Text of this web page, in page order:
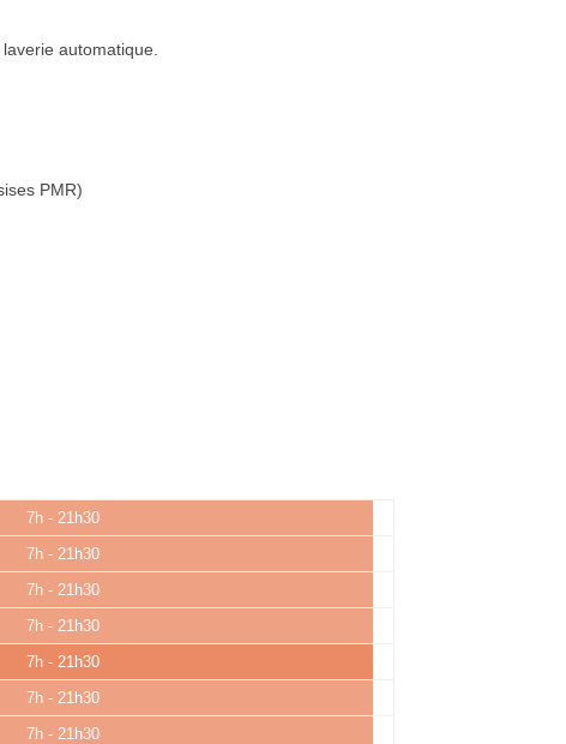
automatique.
PMR)
7h - 21h30
7h - 21h30
7h - 21h30
7h - 21h30
7h - 21h30
7h - 21h30
7h - 21h30